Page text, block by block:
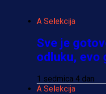
A Selekcija
Sve je
odluku, evo
1 sedmica 4 dan
A Selekcija